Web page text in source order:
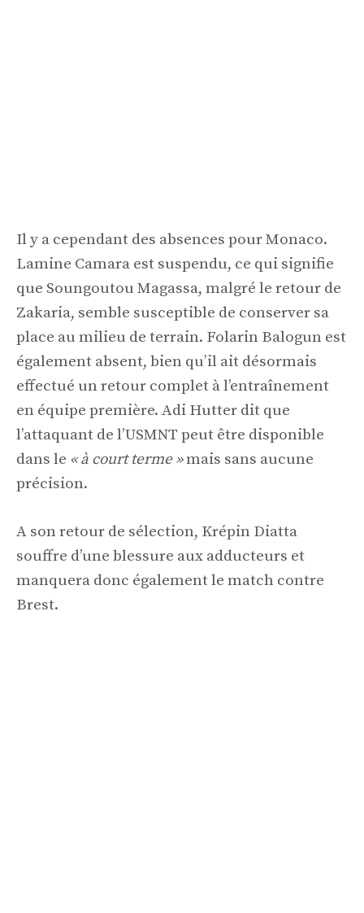
Il y a cependant des absences pour Monaco.
Lamine Camara est suspendu, ce qui signifie
que Soungoutou Magassa, malgré le retour de
Zakaria, semble susceptible de conserver sa
place au milieu de terrain. Folarin Balogun est
également absent, bien qu’il ait désormais
effectué un retour complet à l’entraînement
en équipe première. Adi Hutter dit que
l’attaquant de l’USMNT peut être disponible
dans le « à court terme »mais sans aucune
précision.
A son retour de sélection, Krépin Diatta
souffre d’une blessure aux adducteurs et
manquera donc également le match contre
Brest.